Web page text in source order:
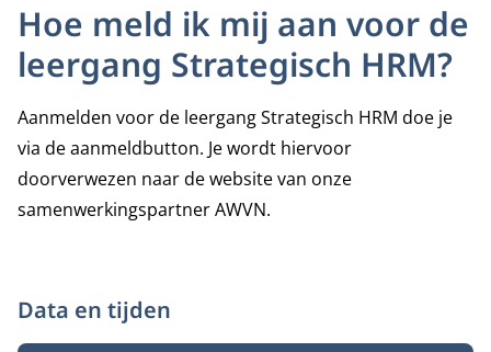
Hoe meld ik mij aan voor de
leergang Strategisch HRM?
Aanmelden voor de leergang Strategisch HRM doe je
via de aanmeldbutton. Je wordt hiervoor
doorverwezen naar de website van onze
samenwerkingspartnerAWVN.
Data en tijden